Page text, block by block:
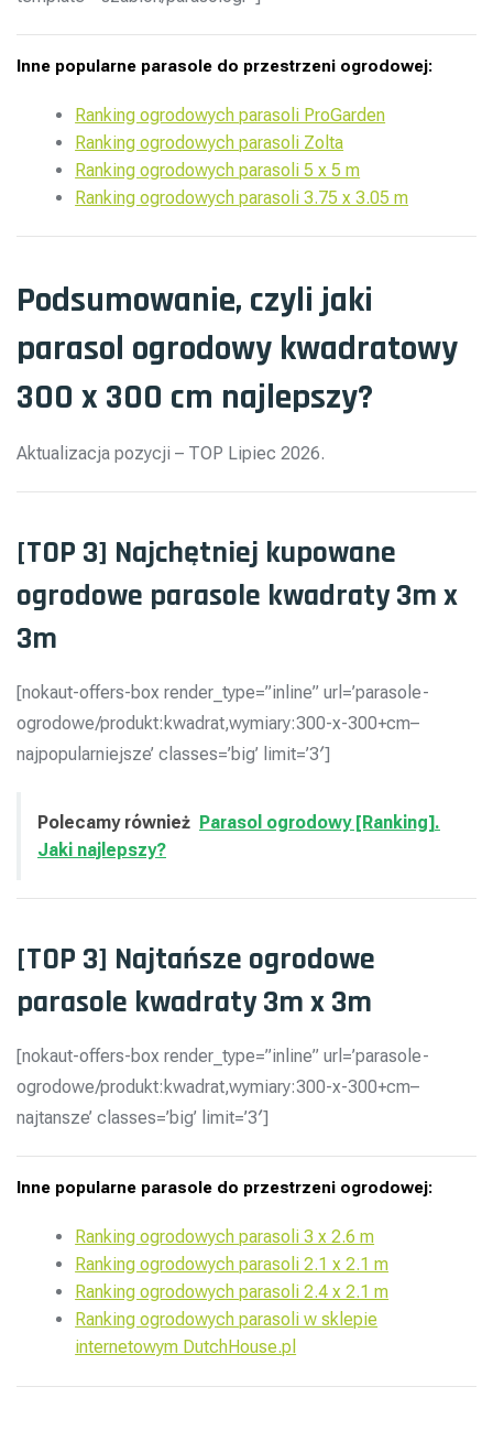
Inne popularne parasole do przestrzeni ogrodowej:
Ranking ogrodowych parasoli ProGarden
Ranking ogrodowych parasoli Zolta
Ranking ogrodowych parasoli 5 x 5 m
Ranking ogrodowych parasoli 3.75 x 3.05 m
Podsumowanie, czyli jaki
parasol ogrodowy kwadratowy
300 x 300 cm najlepszy?
Aktualizacja pozycji – TOP Lipiec 2026.
[TOP 3] Najchętniej kupowane
ogrodowe parasole kwadraty 3m x
3m
[nokaut-offers-box render_type=”inline” url=’parasole-
ogrodowe/produkt:kwadrat,wymiary:300-x-300+cm–
najpopularniejsze’ classes=’big’ limit=’3′]
Polecamy również Parasol ogrodowy [Ranking].
Jaki najlepszy?
[TOP 3] Najtańsze ogrodowe
parasole kwadraty 3m x 3m
[nokaut-offers-box render_type=”inline” url=’parasole-
ogrodowe/produkt:kwadrat,wymiary:300-x-300+cm–
najtansze’ classes=’big’ limit=’3′]
Inne popularne parasole do przestrzeni ogrodowej:
Ranking ogrodowych parasoli 3 x 2.6 m
Ranking ogrodowych parasoli 2.1 x 2.1 m
Ranking ogrodowych parasoli 2.4 x 2.1 m
Ranking ogrodowych parasoli w sklepie
internetowym DutchHouse.pl